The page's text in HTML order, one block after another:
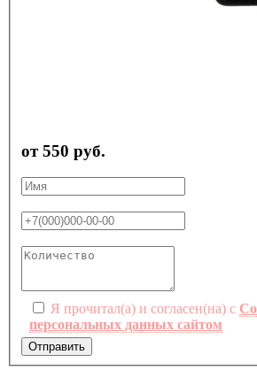
от 550 руб.
Я прочитал(а) и согласен(на) с
персональных данных сайтом
Отправить